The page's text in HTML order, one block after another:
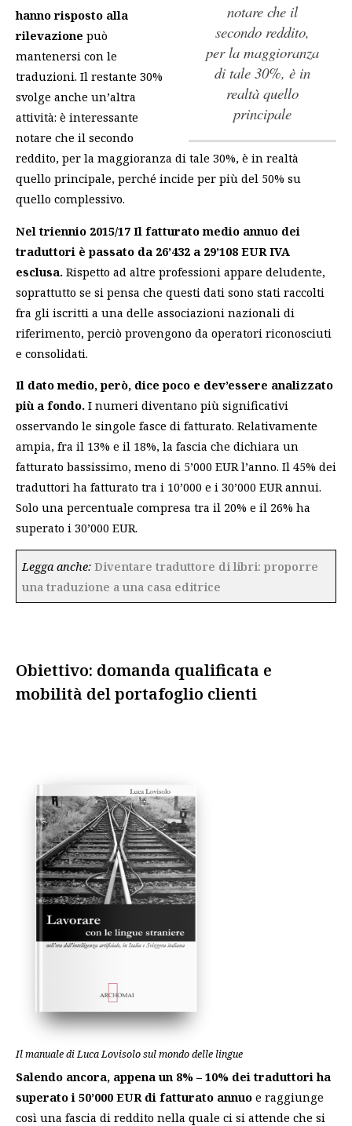
notare che il
secondo reddito,
per la maggioranza
di tale 30%, è in
realtà quello
principale
hanno risposto alla
rilevazione può
mantenersi con le
traduzioni. Il restante 30%
svolge anche un’altra
attività: è interessante
notare che il secondo
reddito, per la maggioranza di tale 30%, è in realtà
quello principale, perché incide per più del 50% su
quello complessivo.
Nel triennio 2015/17 Il fatturato medio annuo dei
traduttori è passato da 26’432 a 29’108 EUR IVA
esclusa. Rispetto ad altre professioni appare deludente,
soprattutto se si pensa che questi dati sono stati raccolti
fra gli iscritti a una delle associazioni nazionali di
riferimento, perciò provengono da operatori riconosciuti
e consolidati.
Il dato medio, però, dice poco e dev’essere analizzato
più a fondo. I numeri diventano più significativi
osservando le singole fasce di fatturato. Relativamente
ampia, fra il 13% e il 18%, la fascia che dichiara un
fatturato bassissimo, meno di 5’000 EUR l’anno. Il 45% dei
traduttori ha fatturato tra i 10’000 e i 30’000 EUR annui.
Solo una percentuale compresa tra il 20% e il 26% ha
superato i 30’000 EUR.
Legga anche:Diventare traduttore di libri: proporre
una traduzione a una casa editrice
Obiettivo: domanda qualificata e
mobilità del portafoglio clienti
Il manuale di Luca Lovisolo sul mondo delle lingue
Salendo ancora, appena un 8% – 10% dei traduttori ha
superato i 50’000 EUR di fatturato annuo e raggiunge
così una fascia di reddito nella quale ci si attende che si